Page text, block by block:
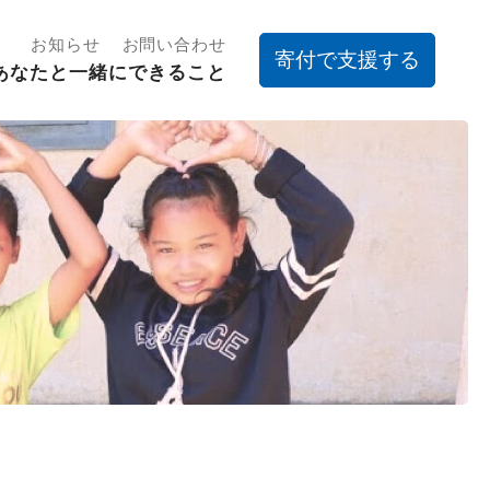
お知らせ お問い合わせ
なたと一緒にできること
寄付で支援する